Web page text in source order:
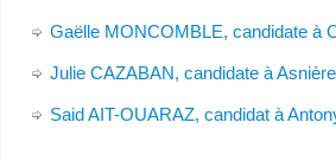
Gaëlle MONCOMBLE, candidate à
Julie CAZABAN, candidate à
Said AIT-OUARAZ, candidat à